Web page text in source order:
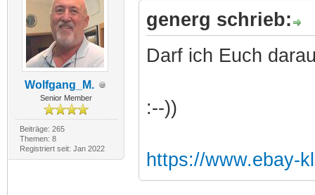
Wolfgang_M.
Senior Member
Beiträge: 265
Themen: 8
Registriert seit: Jan 2022
generg schrieb:
Darf ich Euch
:--))
https://www.ebay-